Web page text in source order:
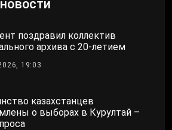
поздравил коллектив
архива с 20-летием
19:03
казахстанцев
о выборах в Курултай –